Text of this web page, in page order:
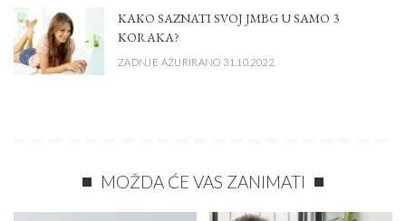
KAKO SAZNATI SVOJ JMBG U SAMO 3
KORAKA?
ZADNJE AŽURIRANO 31.10.2022.
MOŽDA ĆE VAS ZANIMATI